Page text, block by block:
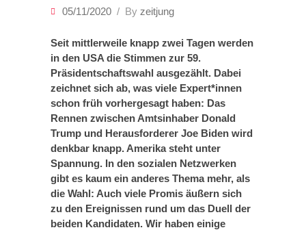
05/11/2020 By zeitjung
Seit mittlerweile knapp zwei Tagen werden
in den USA die Stimmen zur 59.
Präsidentschaftswahl ausgezählt. Dabei
zeichnet sich ab, was viele Expert*innen
schon früh vorhergesagt haben: Das
Rennen zwischen Amtsinhaber Donald
Trump und Herausforderer Joe Biden wird
denkbar knapp. Amerika steht unter
Spannung. In den sozialen Netzwerken
gibt es kaum ein anderes Thema mehr, als
die Wahl: Auch viele Promis äußern sich
zu den Ereignissen rund um das Duell der
beiden Kandidaten. Wir haben einige